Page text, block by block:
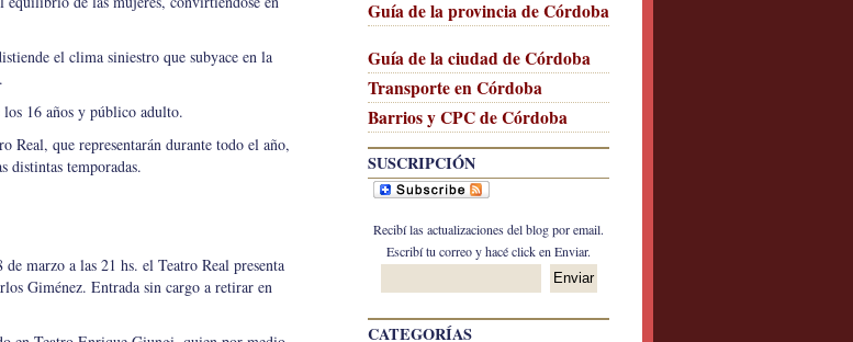
Guía de la provincia de Córdoba
Guía de la ciudad de Córdoba
Transporte en Córdoba
Barrios y CPC de Córdoba
SUSCRIPCIÓN
Recibí las actualizaciones del blog por email.
Escribí tu correo y hacé click en Enviar.
CATEGORÍAS
el clima siniestro que subyace en la
16 años y público adulto.
Real, que representarán durante todo el año,
distintas temporadas.
marzo a las 21 hs. el Teatro Real presenta
Giménez. Entrada sin cargo a retirar en